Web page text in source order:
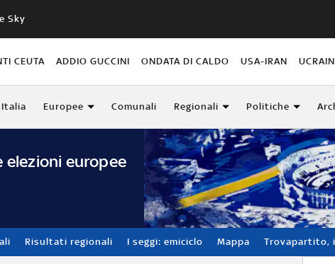
Sky
CEUTA ADDIO GUCCINI ONDATA DI CALDO USA-IRAN
Italia Europee Comunali Regionali Politiche
elezioni europee
Risultati regionali I seggi: emiciclo Mappa Trovapartito,